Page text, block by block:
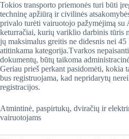
Tokios transporto priemonės turi būti
techninę apžiūrą ir civilinės
privalo turėti vairuotojo pažymėjimą
keturračiai, kurių variklio darbinis tūris
jų maksimalus greitis ne didesnis nei
atitinkama kategorija.Tvarkos
dokumentų, būtų taikoma
​Geriau prieš perkant pasidomėti, kokia
bus registruojama, kad nepridarytų
registracijos.
Atmintinė, paspirtukų, dviračių ir
vairuotojams